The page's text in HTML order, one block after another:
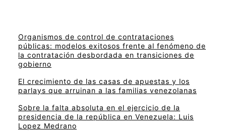
Organismos de control de contrataciones
públicas: modelos exitosos frente al fenómeno de
la contratación desbordada en transiciones de
gobierno
El crecimiento de las casas de apuestas y los
parlays que arruinan a las familias venezolanas
Sobre la falta absoluta en el ejercicio de la
presidencia de la república en Venezuela: Luis
Lopez Medrano